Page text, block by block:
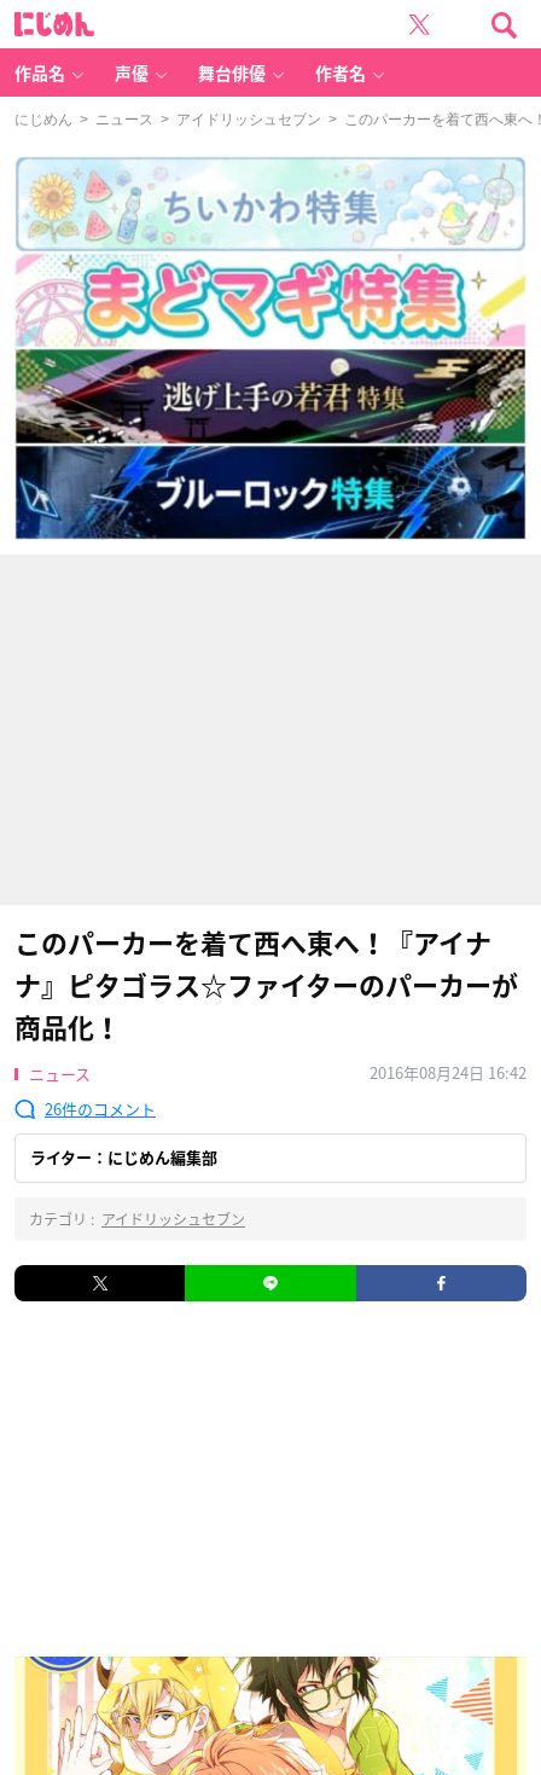
作品名 声優 舞台俳優 作者名
にじめん > ニュース > アイドリッシュセブン > このパーカーを着て西へ東へ
このパーカーを着て西へ東へ！『アイナ
ナ』ピタゴラス☆ファイターのパーカーが
商品化！
ニュース
2016年08月24日 16:42
26
ライター：にじめん編集部
カテゴリ : アイドリッシュセブン